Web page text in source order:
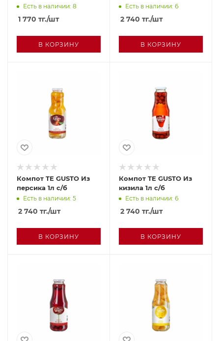
Есть в наличии: 8
1 770 тг./шт
В КОРЗИНУ
Есть в наличии: 6
2 740 тг./шт
В КОРЗИНУ
Компот TE GUSTO Из
персика 1л с/б
Есть в наличии: 5
2 740 тг./шт
В КОРЗИНУ
Компот TE GUSTO Из
кизила 1л с/б
Есть в наличии: 6
2 740 тг./шт
В КОРЗИНУ